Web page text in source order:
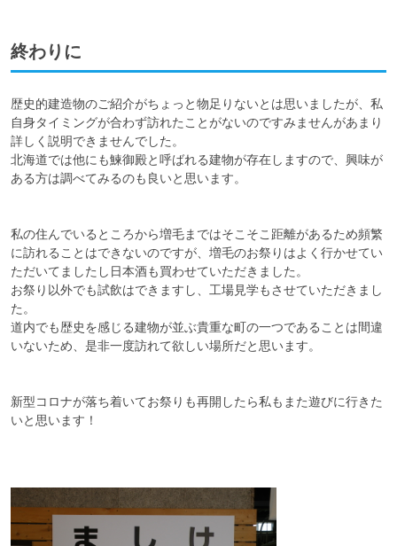
終わりに
歴史的建造物のご紹介がちょっと物足りないとは思いましたが、私
自身タイミングが合わず訪れたことがないのですみませんがあまり
詳しく説明できませんでした。
北海道では他にも鰊御殿と呼ばれる建物が存在しますので、興味が
ある方は調べてみるのも良いと思います。
私の住んでいるところから増毛まではそこそこ距離があるため頻繁
に訪れることはできないのですが、増毛のお祭りはよく行かせてい
ただいてましたし日本酒も買わせていただきました。
お祭り以外でも試飲はできますし、工場見学もさせていただきまし
た。
道内でも歴史を感じる建物が並ぶ貴重な町の一つであることは間違
いないため、是非一度訪れて欲しい場所だと思います。
新型コロナが落ち着いてお祭りも再開したら私もまた遊びに行きた
いと思います！